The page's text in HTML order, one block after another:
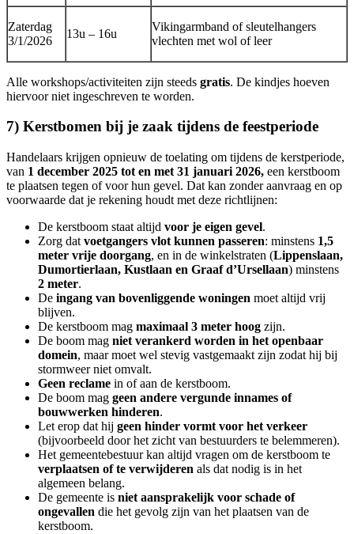
Zaterdag
3/1/2026
13u – 16u
Vikingarmband of sleutelhangers
vlechten met wol of leer
Alle workshops/activiteiten zijn steeds gratis. De kindjes hoeven
hiervoor niet ingeschreven te worden.
7) Kerstbomen bij je zaak tijdens de feestperiode
Handelaars krijgen opnieuw de toelating om tijdens de kerstperiode,
van 1 december 2025 tot en met 31 januari 2026, een kerstboom
te plaatsen tegen of voor hun gevel. Dat kan zonder aanvraag en op
voorwaarde dat je rekening houdt met deze richtlijnen:
De kerstboom staat altijd voor je eigen gevel.
Zorg dat voetgangers vlot kunnen passeren: minstens 1,5
meter vrije doorgang, en in de winkelstraten (Lippenslaan,
Dumortierlaan, Kustlaan en Graaf d’Ursellaan) minstens
2 meter.
De ingang van bovenliggende woningen moet altijd vrij
blijven.
De kerstboom mag maximaal 3 meter hoog zijn.
De boom mag niet verankerd worden in het openbaar
domein, maar moet wel stevig vastgemaakt zijn zodat hij bij
stormweer niet omvalt.
Geen reclame in of aan de kerstboom.
De boom mag geen andere vergunde innames of
bouwwerken hinderen.
Let erop dat hij geen hinder vormt voor het verkeer
(bijvoorbeeld door het zicht van bestuurders te belemmeren).
Het gemeentebestuur kan altijd vragen om de kerstboom te
verplaatsen of te verwijderen als dat nodig is in het
algemeen belang.
De gemeente is niet aansprakelijk voor schade of
ongevallen die het gevolg zijn van het plaatsen van de
kerstboom.